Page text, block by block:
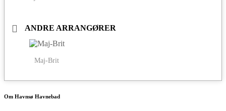
ANDRE ARRANGØRER
Maj-Brit
Om Havnsø Havnebad